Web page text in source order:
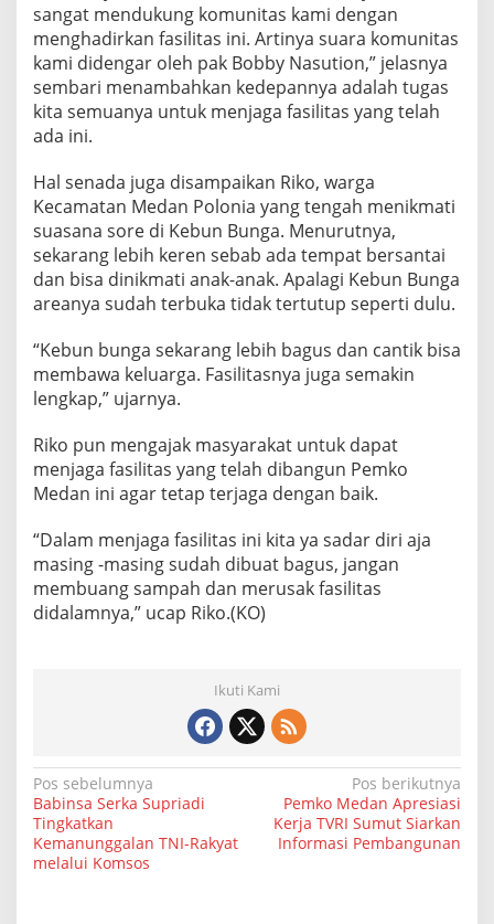
sangat mendukung komunitas kami dengan
menghadirkan fasilitas ini. Artinya suara komunitas
kami didengar oleh pak Bobby Nasution,” jelasnya
sembari menambahkan kedepannya adalah tugas
kita semuanya untuk menjaga fasilitas yang telah
ada ini.
Hal senada juga disampaikan Riko, warga
Kecamatan Medan Polonia yang tengah menikmati
suasana sore di Kebun Bunga. Menurutnya,
sekarang lebih keren sebab ada tempat bersantai
dan bisa dinikmati anak-anak. Apalagi Kebun Bunga
areanya sudah terbuka tidak tertutup seperti dulu.
“Kebun bunga sekarang lebih bagus dan cantik bisa
membawa keluarga. Fasilitasnya juga semakin
lengkap,” ujarnya.
Riko pun mengajak masyarakat untuk dapat
menjaga fasilitas yang telah dibangun Pemko
Medan ini agar tetap terjaga dengan baik.
“Dalam menjaga fasilitas ini kita ya sadar diri aja
masing -masing sudah dibuat bagus, jangan
membuang sampah dan merusak fasilitas
didalamnya,” ucap Riko.(KO)
Ikuti Kami
N
a
v
Pos sebelumnya
Babinsa Serka Supriadi
Tingkatkan
Kemanunggalan TNI-Rakyat
melalui Komsos
Pos berikutnya
Pemko Medan Apresiasi
Kerja TVRI Sumut Siarkan
Informasi Pembangunan